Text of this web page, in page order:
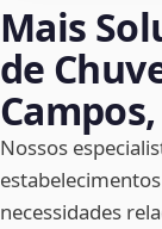
Mais
de
Nossos
necessidades